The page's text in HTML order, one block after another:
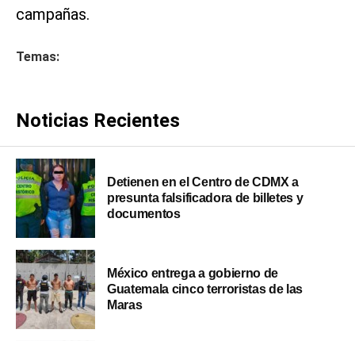
campañas.
Temas:
Noticias Recientes
Detienen en el Centro de CDMX a
presunta falsificadora de billetes y
documentos
México entrega a gobierno de
Guatemala cinco terroristas de las
Maras